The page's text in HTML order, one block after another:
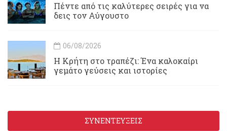
Πέντε από τις καλύτερες σειρές για να
δεις τον Αύγουστο
06/08/2026
Η Κρήτη στο τραπέζι: Ένα καλοκαίρι
γεμάτο γεύσεις και ιστορίες
ΣΥΝΕΝΤΕΥΞΕΙΣ